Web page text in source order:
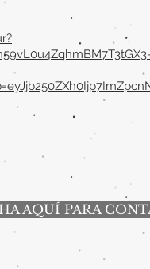
AQUÍ PARA